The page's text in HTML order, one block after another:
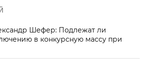
Шефер: Подлежат ли
в конкурсную массу при